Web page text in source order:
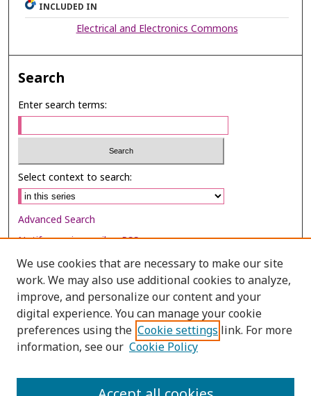
INCLUDED IN
Electrical and Electronics Commons
Search
Enter search terms:
Select context to search:
Advanced Search
Notify me via email orRSS
Browse
Collections
Disciplines
Authors
We use cookies that are necessary to make our site
work. We may also use additional cookies to analyze,
improve, and personalize our content and your
digital experience. You can manage your cookie
preferences using the Cookie settings link. For more
information, see our Cookie Policy